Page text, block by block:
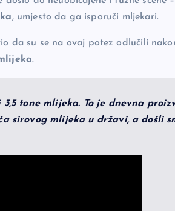
, umjesto da ga isporuči mljekari.
da su se na ovaj potez odlučili
.
3,5 tone mlijeka. To je dnevna
sirovog mlijeka u državi, a došli